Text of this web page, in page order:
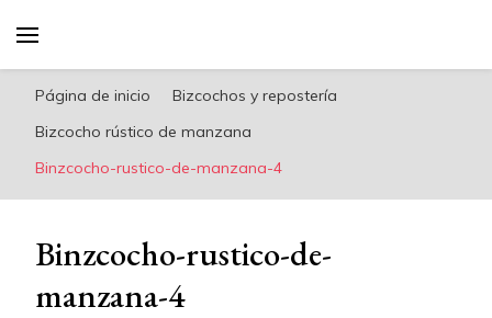
riconoricote.com es un blog de cocina sana,
fácil, saludable y dieta mediterránea
Página de inicio
Bizcochos y repostería
Bizcocho rústico de manzana
Binzcocho-rustico-de-manzana-4
Binzcocho-rustico-de-
manzana-4